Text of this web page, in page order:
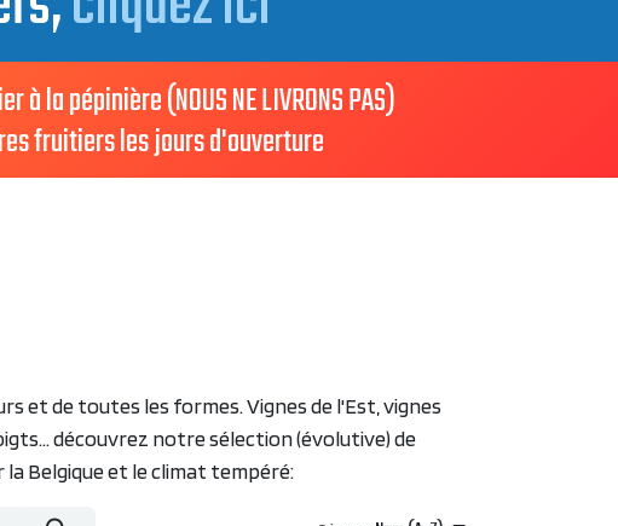
pépinière (NOUS NE LIVRONS PAS)
fruitiers les jours d'ouverture
et de toutes les formes. Vignes de l'Est, vignes
découvrez notre sélection (évolutive) de
la Belgique et le climat tempéré: